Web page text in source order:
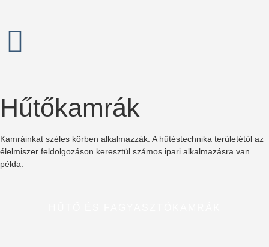
Hűtőkamrák
Kamráinkat széles körben alkalmazzák. A hűtéstechnika területétől az
élelmiszer feldolgozáson keresztül számos ipari alkalmazásra van
példa.